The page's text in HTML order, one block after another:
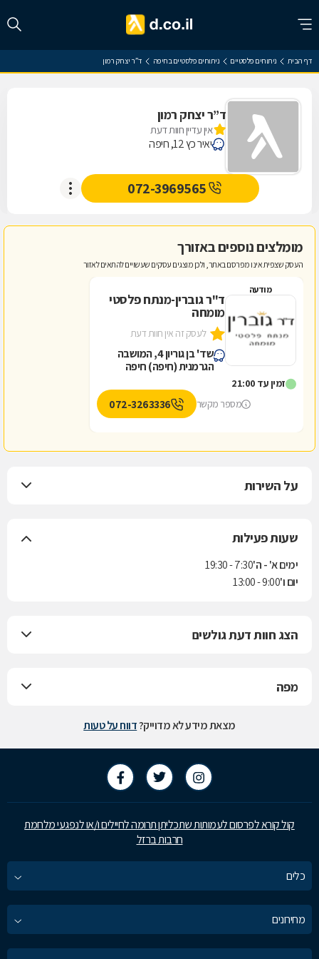
דף הבית ניתוחים פלסטיים ניתוחים פלסטיים בחיפה ד”ר יצחק רמון
ד”ר יצחק רמון
אין עדיין חוות דעת
יאיר כץ 12, חיפה
072-3969565
מומלצים נוספים באזורך
העסק שצפית אינו מפרסם באתר, ולכן מוצגים עסקים שעשויים להתאים לאזור
מודעה
ד"ר גוברין-מנתח פלסטי
מומחה
לעסק זה אין חוות דעת
שד' בן גוריון 4, המושבה
הגרמנית (חיפה) חיפה
זמין עד 21:00
מספר מקשר
072-3263336
על השירות
שעות פעילות
ימים א' - ה'7:30 - 19:30
יום ו'9:00 - 13:00
הצג חוות דעת גולשים
מפה
מצאת מידע לא מדוייק?דווח על טעות
קול קורא לפרסום לעמותות שתכליתן תרומה לחיילים ו/או לנפגעי מלחמת
חרבות ברזל
כלים
מחירונים